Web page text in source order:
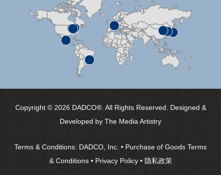
Copyright © 2026 DADCO®. All Rights Reserved. Designed &
Developed by The Media Artistry
Terms & Conditions: DADCO, Inc. • Purchase of Goods Terms
& Conditions• Privacy Policy• 隐私政策